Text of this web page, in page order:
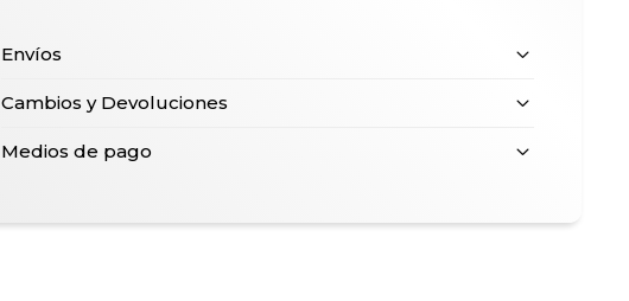
Envíos
Cambios y Devoluciones
Medios de pago